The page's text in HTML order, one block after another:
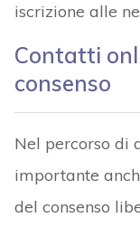
iscrizione alle
Contatti
consenso
Nel percorso di
importante
del consenso